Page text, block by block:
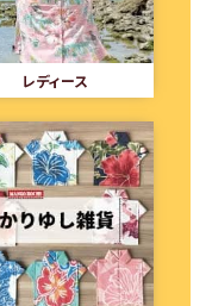
レディース